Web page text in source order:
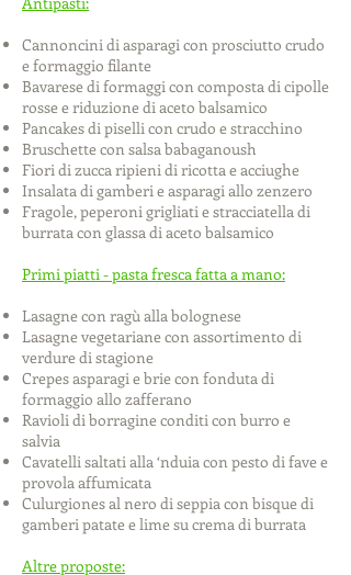
Cannoncini di asparagi con prosciutto crudo
e formaggio filante
Bavarese di formaggi con composta di cipolle
rosse e riduzione di aceto balsamico
Pancakes di piselli con crudo e stracchino
Bruschette con salsa babaganoush
Fiori di zucca ripieni di ricotta e acciughe
Insalata di gamberi e asparagi allo zenzero
Fragole, peperoni grigliati e stracciatella di
burrata con glassa di aceto balsamico
Primi piatti - pasta fresca fatta a mano:
Lasagne con ragù alla bolognese
Lasagne vegetariane con assortimento di
verdure di stagione
Crepes asparagi e brie con fonduta di
formaggio allo zafferano
Ravioli di borragine conditi con burro e
salvia
Cavatelli saltati alla ‘nduia con pesto di fave e
provola affumicata
Culurgiones al nero di seppia con bisque di
gamberi patate e lime su crema di burrata
Altre proposte: